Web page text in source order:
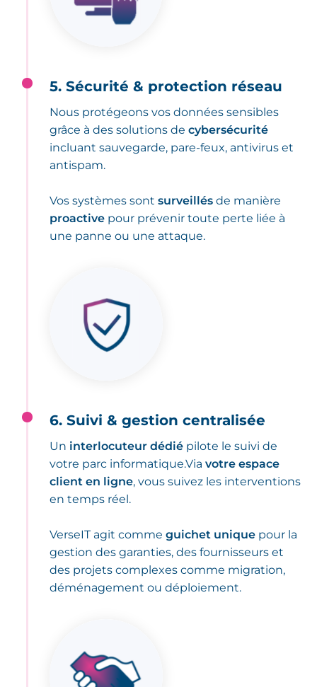
5. Sécurité & protection réseau
Nous protégeons vos données sensibles
grâce à des solutions decybersécurité
incluant sauvegarde, pare-feux, antivirus et
antispam.
Vos systèmes sontsurveillés de manière
proactive pour prévenir toute perte liée à
une panne ou une attaque.
6. Suivi & gestion centralisée
Un interlocuteur dédié pilote le suivi de
votre parc informatique.Viavotre espace
client en ligne, vous suivez les interventions
en temps réel.
VerseIT agit commeguichet unique pour la
gestion des garanties, des fournisseurs et
des projets complexes comme migration,
déménagement ou déploiement.